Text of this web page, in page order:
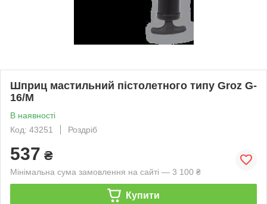
Шприц мастильний пістолетного типу Groz G-
16/M
В наявності
Код: 43251
Роздріб
537 ₴
Мінімальна сума замовлення на сайті — 3 100 ₴
Купити